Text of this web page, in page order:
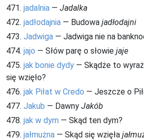
471. jadalnia — Jadalka
472. jadłodajnia — Budowa jadłodajni
473. Jadwiga — Jadwiga nie na
474. jajo — Słów parę o słowie jaje
475. jak bonie dydy — Skądże to
się wzięło?
476. jak Piłat w Credo — Jeszcze o
477. Jakub — Dawny Jakób
478. jak w dym — Skąd ten dym?
479. jałmużna — Skąd się wzięła